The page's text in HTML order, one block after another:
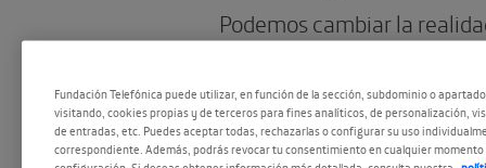
Podemos cambiar la
universal han facilitado el
convocatoria y apoyo a las
Fundación Telefónica puede utilizar, en función de la sección, subdominio o
visitando, cookies propias y de terceros para fines analíticos, de personalización,
de entradas, etc. Puedes aceptar todas, rechazarlas o configurar su uso
correspondiente. Además, podrás revocar tu consentimiento en cualquier momento